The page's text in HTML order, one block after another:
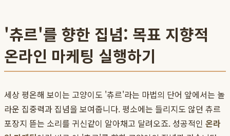
'츄르'를 향한 집념: 목표 지향적
온라인 마케팅 실행하기
세상 평온해 보이는 고양이도 '츄르'라는 마법의 단어 앞에서는 놀
라운 집중력과 집념을 보여줍니다. 평소에는 들리지도 않던 츄르
포장지 뜯는 소리를 귀신같이 알아채고 달려오죠. 성공적인 온라